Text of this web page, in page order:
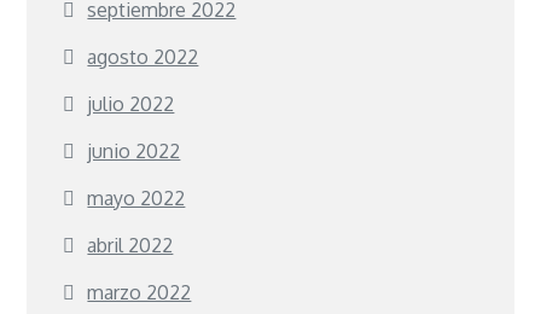
septiembre 2022
agosto 2022
julio 2022
junio 2022
mayo 2022
abril 2022
marzo 2022